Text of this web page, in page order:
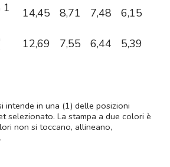
1
14,45 8,71 7,48 6,15
12,69 7,55 6,44 5,39
intende in una (1) delle posizioni
selezionato. La stampa a due colori è
non si toccano, allineano,